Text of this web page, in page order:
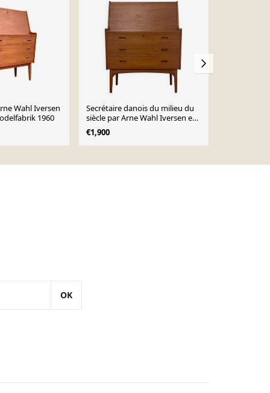
Wahl Iversen
1960
Secrétaire danois du milieu du
siècle par Arne Wahl Iversen en
teck années 60
€1,900
OK